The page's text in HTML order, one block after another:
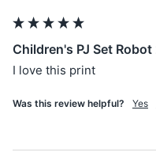
Children's PJ Set
I love this print
Was this review helpful? Yes